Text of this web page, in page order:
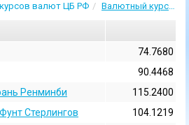
валют ЦБ РФ Валютный курс 27 Апрель 2021
74.7680
90.4468
Ренминби
115.2400
Стерлингов
104.1219